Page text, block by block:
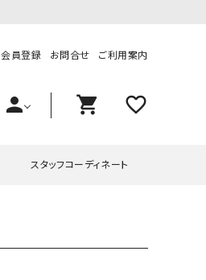
会員登録 お問合せ ご利用案内
person shopping_cart favorite_outline
コルーチェ
スタッフコーディネート